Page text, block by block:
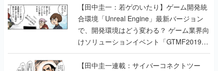
【田中圭一：若ゲのいたり】ゲーム開発統
合環境「Unreal Engine」最新バージョン
で、開発環境はどう変わる？ ゲーム業界向
けソリューションイベント「GTMF2019」
に行って、より理解を深めよう【PR】
【田中圭一連載：サイバーコネクトツー